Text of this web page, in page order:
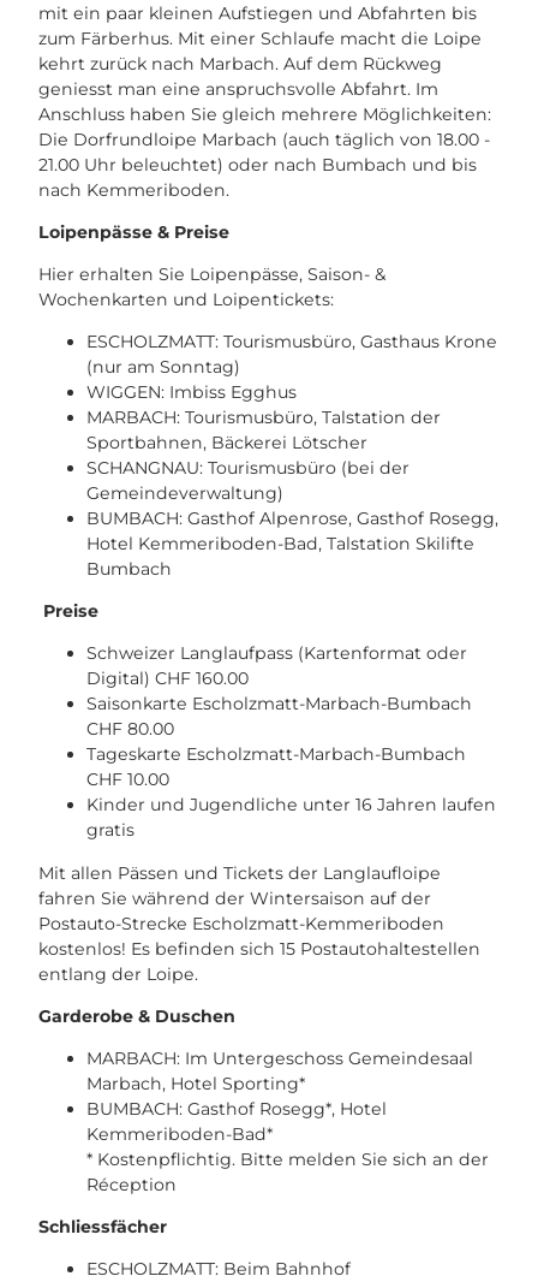
mit ein paar kleinen Aufstiegen und Abfahrten bis
zum Färberhus. Mit einer Schlaufe macht die Loipe
kehrt zurück nach Marbach. Auf dem Rückweg
geniesst man eine anspruchsvolle Abfahrt. Im
Anschluss haben Sie gleich mehrere Möglichkeiten:
Die Dorfrundloipe Marbach (auch täglich von 18.00 -
21.00 Uhr beleuchtet) oder nach Bumbach und bis
nach Kemmeriboden.
Loipenpässe & Preise
Hier erhalten Sie Loipenpässe, Saison- &
Wochenkarten und Loipentickets:
ESCHOLZMATT: Tourismusbüro, Gasthaus Krone
(nur am Sonntag)
WIGGEN: Imbiss Egghus
MARBACH: Tourismusbüro, Talstation der
Sportbahnen, Bäckerei Lötscher
SCHANGNAU: Tourismusbüro (bei der
Gemeindeverwaltung)
BUMBACH: Gasthof Alpenrose, Gasthof Rosegg,
Hotel Kemmeriboden-Bad, Talstation Skilifte
Bumbach
Preise
Schweizer Langlaufpass (Kartenformat oder
Digital) CHF 160.00
Saisonkarte Escholzmatt-Marbach-Bumbach
CHF 80.00
Tageskarte Escholzmatt-Marbach-Bumbach
CHF 10.00
Kinder und Jugendliche unter 16 Jahren laufen
gratis
Mit allen Pässen und Tickets der Langlaufloipe
fahren Sie während der Wintersaison auf der
Postauto-Strecke Escholzmatt-Kemmeriboden
kostenlos! Es befinden sich 15 Postautohaltestellen
entlang der Loipe.
Garderobe & Duschen
MARBACH: Im Untergeschoss Gemeindesaal
Marbach, Hotel Sporting*
BUMBACH: Gasthof Rosegg*, Hotel
Kemmeriboden-Bad*
* Kostenpflichtig. Bitte melden Sie sich an der
Réception
Schliessfächer
ESCHOLZMATT: Beim Bahnhof